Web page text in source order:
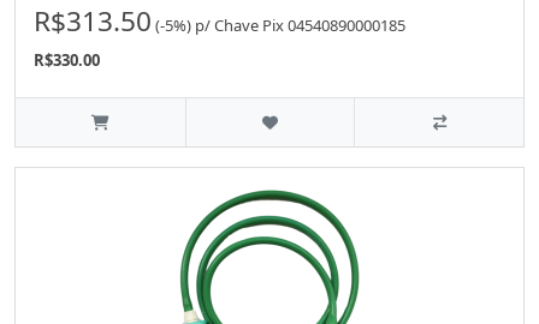
R$313.50 (-5%) p/Chave Pix 04540890000185
R$330.00